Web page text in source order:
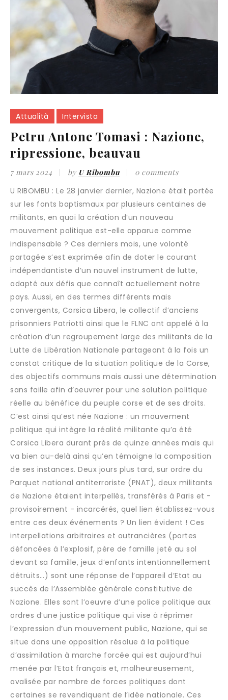
Attualità Intervista
Petru Antone Tomasi : Nazione,
ripressione, beauvau
7 mars 2024 by U Ribombu 0 comments
U RIBOMBU : Le 28 janvier dernier, Nazione était portée
sur les fonts baptismaux par plusieurs centaines de
militants, en quoi la création d’un nouveau
mouvement politique est-elle apparue comme
indispensable ? Ces derniers mois, une volonté
partagée s’est exprimée afin de doter le courant
indépendantiste d’un nouvel instrument de lutte,
adapté aux défis que connaît actuellement notre
pays. Aussi, en des termes différents mais
convergents, Corsica Libera, le collectif d’anciens
prisonniers Patriotti ainsi que le FLNC ont appelé à la
création d’un regroupement large des militants de la
Lutte de Libération Nationale partageant à la fois un
constat critique de la situation politique de la Corse,
des objectifs communs mais aussi une détermination
sans faille afin d’oeuvrer pour une solution politique
réelle au bénéfice du peuple corse et de ses droits.
C’est ainsi qu’est née Nazione : un mouvement
politique qui intègre la réalité militante qu’a été
Corsica Libera durant près de quinze années mais qui
va bien au-delà ainsi qu’en témoigne la composition
de ses instances. Deux jours plus tard, sur ordre du
Parquet national antiterroriste (PNAT), deux militants
de Nazione étaient interpellés, transférés à Paris et -
provisoirement - incarcérés, quel lien établissez-vous
entre ces deux événements ? Un lien évident ! Ces
interpellations arbitraires et outrancières (portes
défoncées à l’explosif, père de famille jeté au sol
devant sa famille, jeux d’enfants intentionnellement
détruits…) sont une réponse de l’appareil d’Etat au
succès de l’Assemblée générale constitutive de
Nazione. Elles sont l’oeuvre d’une police politique aux
ordres d’une justice politique qui vise à réprimer
l’expression d’un mouvement public, Nazione, qui se
situe dans une opposition résolue à la politique
d’assimilation à marche forcée qui est aujourd’hui
menée par l’Etat français et, malheureusement,
avalisée par nombre de forces politiques dont
certaines se revendiquent de l’idée nationale. Ces